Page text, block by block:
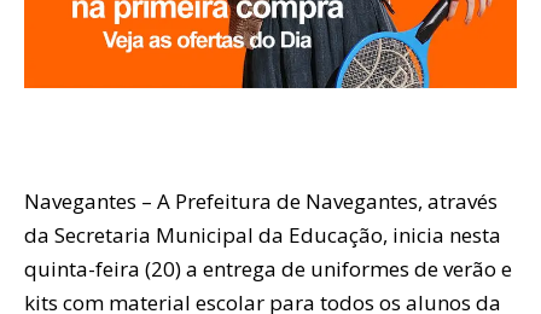
Navegantes – A Prefeitura de Navegantes, através
da Secretaria Municipal da Educação, inicia nesta
quinta-feira (20) a entrega de uniformes de verão e
kits com material escolar para todos os alunos da